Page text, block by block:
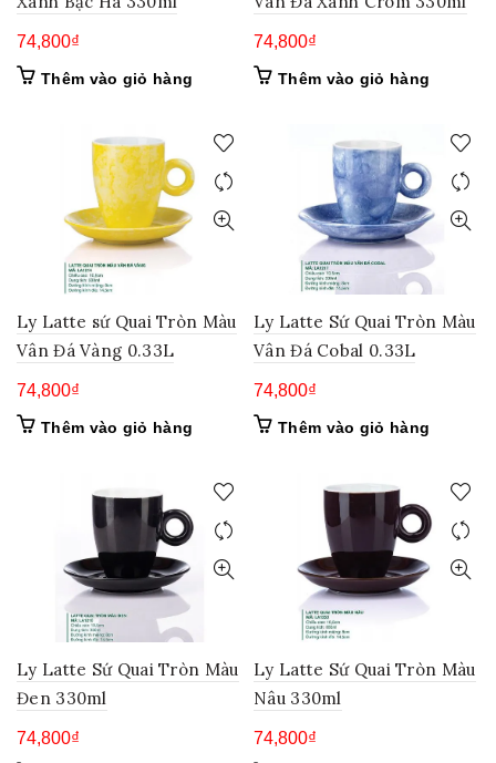
74,800₫
Thêm vào giỏ hàng
74,800₫
Thêm vào giỏ hàng
Ly Latte sứ Quai Tròn Màu
Vân Đá Vàng 0.33L
74,800₫
Thêm vào giỏ hàng
Ly Latte Sứ Quai Tròn Màu
Vân Đá Cobal 0.33L
74,800₫
Thêm vào giỏ hàng
Ly Latte Sứ Quai Tròn Màu
Đen 330ml
74,800₫
Ly Latte Sứ Quai Tròn Màu
Nâu 330ml
74,800₫